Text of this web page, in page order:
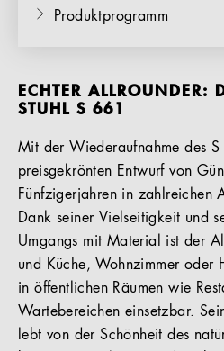
Produktprogramm
ECHTER ALLROUNDER:
STUHL S 661
Mit der Wiederaufnahme des
preisgekrönten Entwurf von
Fünfzigerjahren in zahlreichen
Dank seiner Vielseitigkeit und
Umgangs mit Material ist der
und Küche, Wohnzimmer oder
in öffentlichen Räumen wie
Wartebereichen einsetzbar.
lebt von der Schönheit des